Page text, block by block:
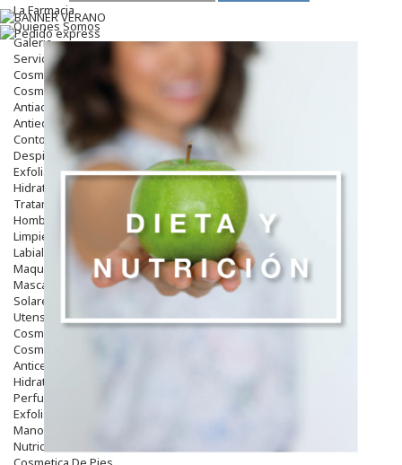
La Farmacia
Quienes Somos
Galeria
Servicios
Cosmética
Cosmética Facial
Antiacné
Antiedad
Contorno De Ojos
Despigmentantes
Exfoliantes
Hidratantes
Tratamientos De Noche
Hombre
Limpieza
Labiales
Maquillajes Y Color
Mascarillas
Solares
Utensilios
Cosmética Capilar
Cosmética Corporal
Anticelulíticos
Hidratantes Corporales
Perfumes Y Colonias
Exfoliantes Corporales
Manos Y Uñas
Nutricosmética